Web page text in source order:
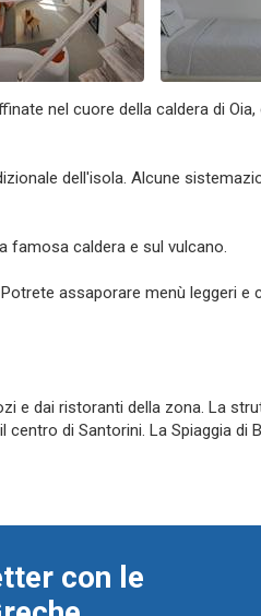
nel cuore della caldera di Oia,
dell'isola. Alcune
famosa caldera e sul vulcano.
assaporare menù leggeri e
e dai ristoranti della zona. La
di Santorini. La Spiaggia di
con le